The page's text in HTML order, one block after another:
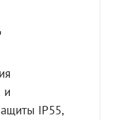
и
IP55,